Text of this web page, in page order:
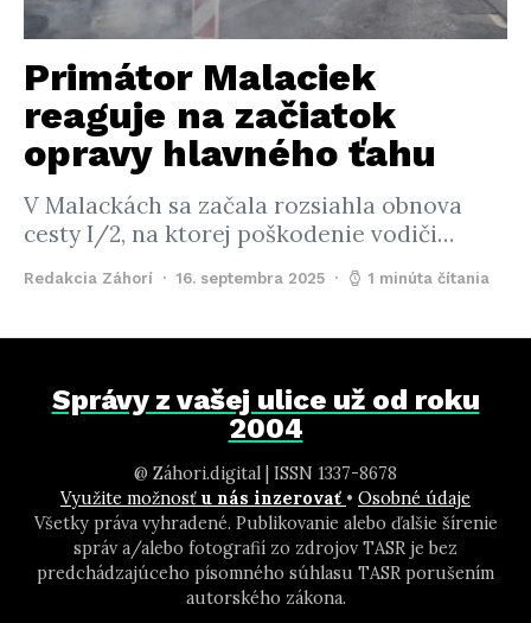
Primátor Malaciek
reaguje na začiatok
opravy hlavného ťahu
V Malackách sa začala rozsiahla obnova
cesty I/2, na ktorej poškodenie vodiči…
Redakcia Záhorí 16. septembra 2025 1 minúta čítania
Správy z vašej ulice už od roku
2004
@ Záhori.digital | ISSN 1337-8678
Využite možnosť u nás inzerovať • Osobné údaje
Všetky práva vyhradené. Publikovanie alebo ďalšie šírenie
správ a/alebo fotografií zo zdrojov TASR je bez
predchádzajúceho písomného súhlasu TASR porušením
autorského zákona.